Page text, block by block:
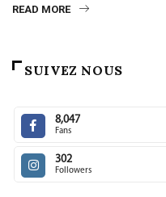
READ MORE
SUIVEZ NOUS
8,047
Fans
302
Followers